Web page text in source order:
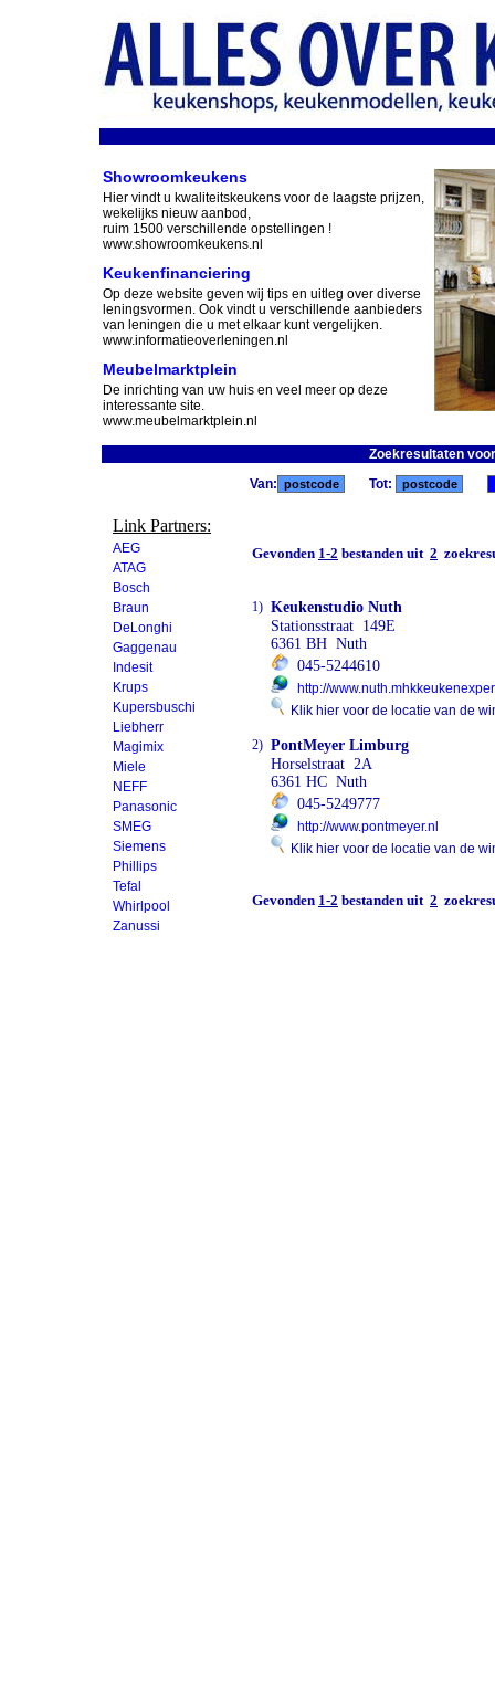
Showroomkeukens
Hier vindt u kwaliteitskeukens voor de laagste prijzen,
wekelijks nieuw aanbod,
ruim 1500 verschillende opstellingen !
www.showroomkeukens.nl
Keukenfinanciering
Op deze website geven wij tips en uitleg over diverse
leningsvormen. Ook vindt u verschillende aanbieders
van leningen die u met elkaar kunt vergelijken.
www.informatieoverleningen.nl
Meubelmarktplein
De inrichting van uw huis en veel meer op deze
interessante site.
www.meubelmarktplein.nl
Zoekresultaten
Link Partners:
AEG
ATAG
Bosch
Braun
DeLonghi
Gaggenau
Indesit
Krups
Kupersbuschi
Liebherr
Magimix
Miele
NEFF
Panasonic
SMEG
Siemens
Phillips
Tefal
Whirlpool
Zanussi
Van: Tot:
Gevonden 1-2 bestanden uit 2
1) Keukenstudio Nuth
Stationsstraat 149E
6361 BH Nuth
045-5244610
http://
Klik hier voor de locatie van de
2) PontMeyer Limburg
Horselstraat 2A
6361 HC Nuth
045-5249777
http://www.pontmeyer.nl
Klik hier voor de locatie van de
Gevonden 1-2 bestanden uit 2